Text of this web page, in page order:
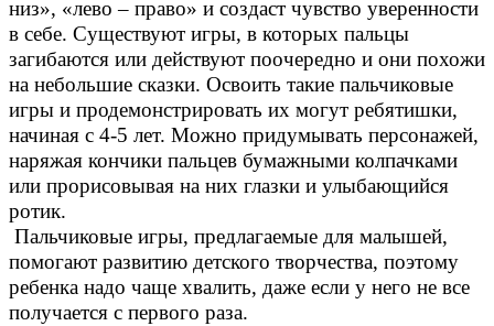
низ», «лево – право» и создаст чувство уверенности
в себе. Существуют игры, в которых пальцы
загибаются или действуют поочередно и они похожи
на небольшие сказки. Освоить такие пальчиковые
игры и продемонстрировать их могут ребятишки,
начиная с 4-5 лет. Можно придумывать персонажей,
наряжая кончики пальцев бумажными колпачками
или прорисовывая на них глазки и улыбающийся
ротик.
Пальчиковые игры, предлагаемые для малышей,
помогают развитию детского творчества, поэтому
ребенка надо чаще хвалить, даже если у него не все
получается с первого раза.